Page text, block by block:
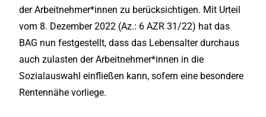
der Arbeitnehmer*innen zu berücksichtigen. Mit Urteil
vom 8. Dezember 2022 (Az.: 6 AZR 31/22) hat das
BAG nun festgestellt, dass das Lebensalter durchaus
auch zulasten der Arbeitnehmer*innen in die
Sozialauswahl einfließen kann, sofern eine besondere
Rentennähe vorliege.